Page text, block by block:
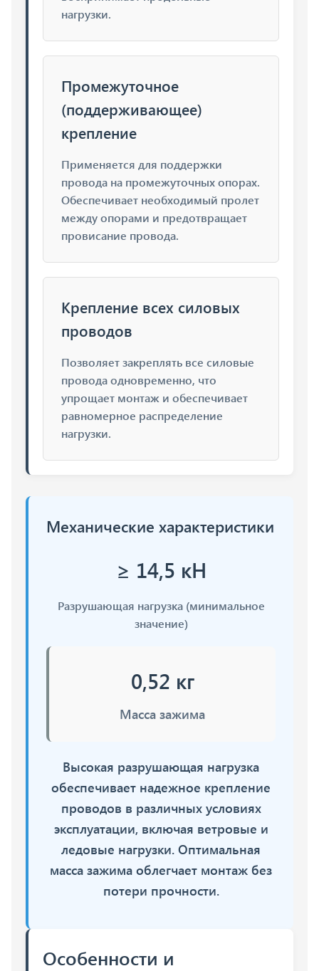
нагрузки.
Промежуточное
(поддерживающее)
крепление
Применяется для поддержки
провода на промежуточных опорах.
Обеспечивает необходимый пролет
между опорами и предотвращает
провисание провода.
Крепление всех силовых
проводов
Позволяет закреплять все силовые
провода одновременно, что
упрощает монтаж и обеспечивает
равномерное распределение
нагрузки.
Механические характеристики
≥ 14,5 кН
Разрушающая нагрузка (минимальное
значение)
0,52 кг
Масса зажима
Высокая разрушающая нагрузка
обеспечивает надежное крепление
проводов в различных условиях
эксплуатации, включая ветровые и
ледовые нагрузки. Оптимальная
масса зажима облегчает монтаж без
потери прочности.
Особенности и